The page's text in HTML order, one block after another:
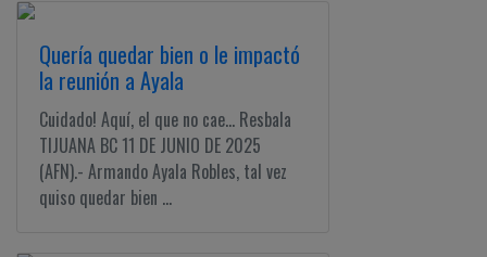
Quería quedar bien o le impactó
la reunión a Ayala
Cuidado! Aquí, el que no cae... Resbala
TIJUANA BC 11 DE JUNIO DE 2025
(AFN).- Armando Ayala Robles, tal vez
quiso quedar bien ...